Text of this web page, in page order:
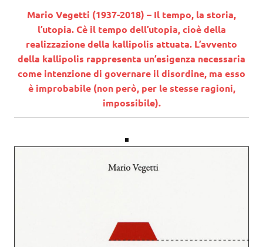
Mario Vegetti (1937-2018) – Il tempo, la storia,
l’utopia. Cè il tempo dell’utopia, cioè della
realizzazione della kallipolis attuata. L’avvento
della kallipolis rappresenta un’esigenza necessaria
come intenzione di governare il disordine, ma esso
è improbabile (non però, per le stesse ragioni,
impossibile).